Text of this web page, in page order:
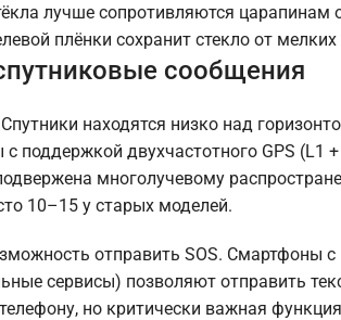
лучше сопротивляются царапинам
плёнки сохранит стекло от
сообщения
находятся низко над
поддержкой двухчастотного GPS (L1
многолучевому
10–15 у старых моделей.
отправить SOS. Смартфоны
сервисы) позволяют отправить
но критически важная